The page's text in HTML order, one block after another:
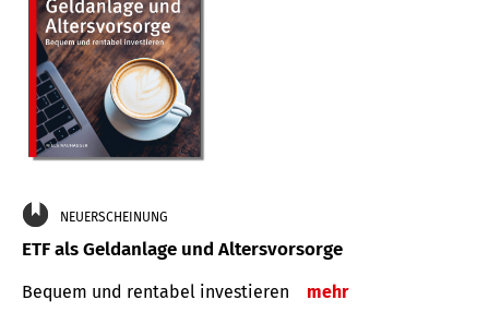
NEUERSCHEINUNG
ETF als Geldanlage und Altersvorsorge
Bequem und rentabel investieren mehr